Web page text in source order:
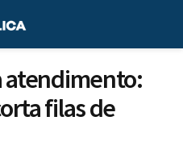
atendimento:
filas de